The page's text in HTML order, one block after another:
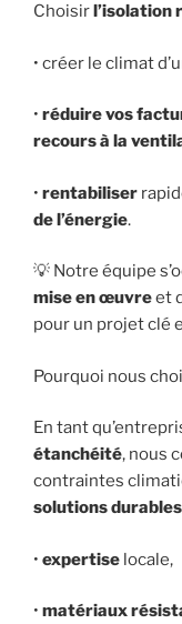
Choisirl’isolation
• créer le climat
• réduire vos
recours à la
• rentabiliser
de l’énergie.
💡 Notre équipe
mise en œuvreet
pour un projet clé
Pourquoi nous
En tant
étanchéité, nous
contraintes
solutionsdurables
• expertise locale,
• matériaux